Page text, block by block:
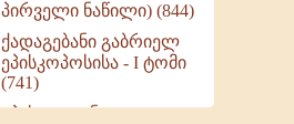
პირველი ნაწილი) (844)
ქადაგებანი გაბრიელ
ეპისკოპოსისა - I ტომი
(741)
ეპისტოლენი,